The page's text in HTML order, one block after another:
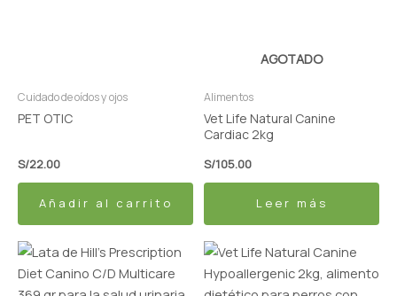
Cuidado de oídos y ojos
PET OTIC
S/22.00
Añadir al carrito
AGOTADO
Alimentos
Vet Life Natural Canine
Cardiac 2kg
S/105.00
Leer más